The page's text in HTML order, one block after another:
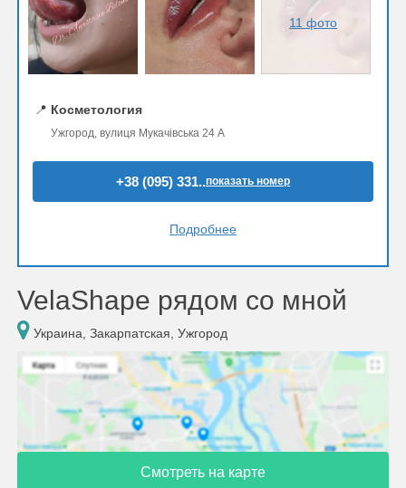
11 фото
📍 Косметология
Ужгород, вулиця Мукачівська 24 А
+38 (095) 331..показать номер
Подробнее
VelaShape рядом со мной
Украина, Закарпатская, Ужгород
Смотреть на карте